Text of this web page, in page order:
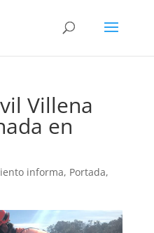
Villena
en
informa, Portada,